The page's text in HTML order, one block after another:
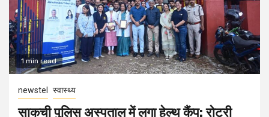
1 min read
newstel स्वास्थ्य
साकची पुलिस अस्पताल में लगा हेल्थ कैंप: रोटरी